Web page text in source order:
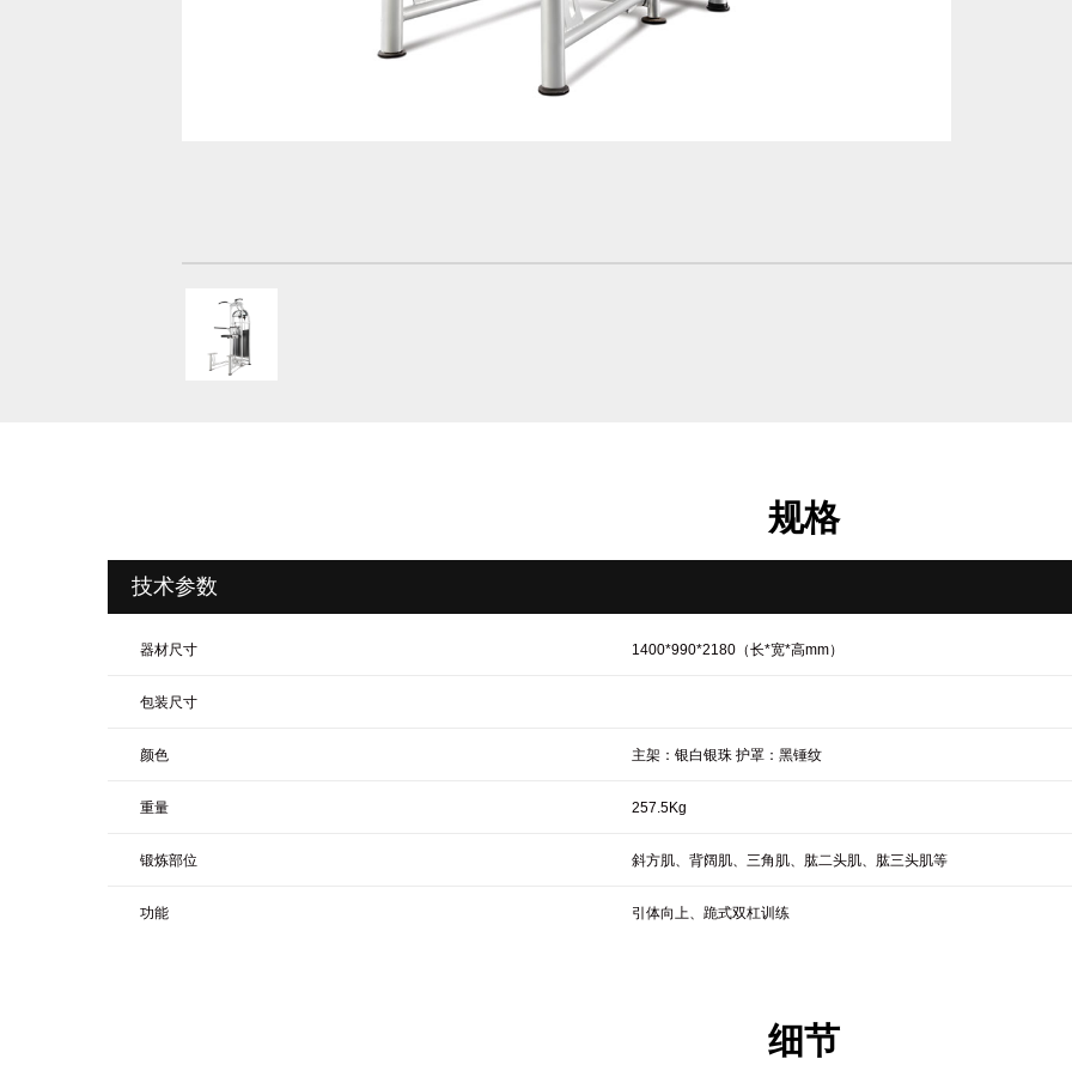
规格
技术参数
器材尺寸 1400*990*2180（长*宽*高mm）
包装尺寸
颜色 主架：银白银珠 护罩：黑锤纹
重量 257.5Kg
锻炼部位 斜方肌、背阔肌、三角肌、肱二头肌、肱三头肌等
功能 引体向上、跪式双杠训练
细节